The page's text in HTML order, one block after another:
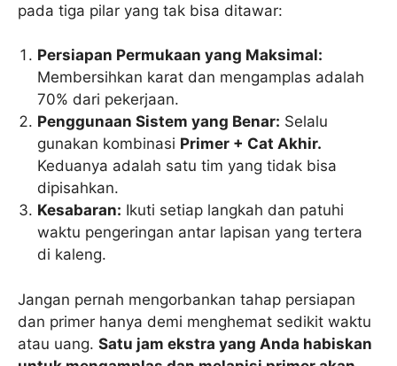
pada tiga pilar yang tak bisa ditawar:
Persiapan Permukaan yang Maksimal:
Membersihkan karat dan mengamplas adalah
70% dari pekerjaan.
Penggunaan Sistem yang Benar: Selalu
gunakan kombinasi Primer + Cat Akhir.
Keduanya adalah satu tim yang tidak bisa
dipisahkan.
Kesabaran: Ikuti setiap langkah dan patuhi
waktu pengeringan antar lapisan yang tertera
di kaleng.
Jangan pernah mengorbankan tahap persiapan
dan primer hanya demi menghemat sedikit waktu
atau uang. Satu jam ekstra yang Anda habiskan